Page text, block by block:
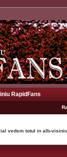
RapidFans
vedem totul in alb-